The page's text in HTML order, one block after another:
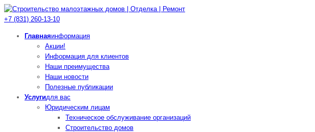
+7 (831) 260-13-10
Главнаяинформация
Акции!
Информация для клиентов
Наши преимущества
Наши новости
Полезные публикации
Услугидля вас
Юридическим лицам
Техническое обслуживание организаций
Cтроительство домов